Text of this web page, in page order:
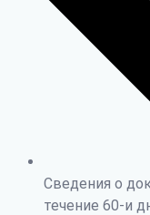
Сведения о
течение 60-и